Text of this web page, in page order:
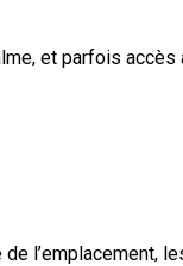
et parfois
l’emplacement,